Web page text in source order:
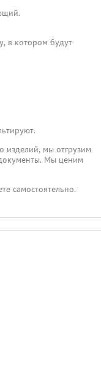
в котором будут
изделий, мы отгрузим
Мы ценим
самостоятельно.